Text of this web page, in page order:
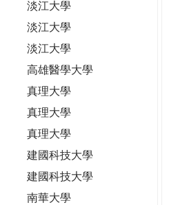
淡江大學
淡江大學
淡江大學
高雄醫學大學
真理大學
真理大學
真理大學
建國科技大學
建國科技大學
南華大學